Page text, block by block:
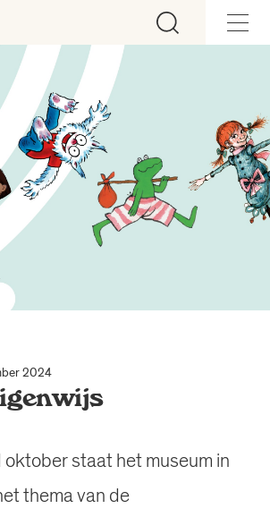
2024
oktober staat het museum in
thema van de